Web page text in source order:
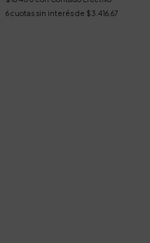
6 cuotas sin interés de $3.416,67